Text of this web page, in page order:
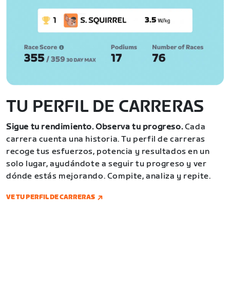
TU PERFIL DE CARRERAS
Sigue tu rendimiento. Observa tu progreso.Cada
carrera cuenta una historia. Tu perfil de carreras
recoge tus esfuerzos, potencia y resultados en un
solo lugar, ayudándote a seguir tu progreso y ver
dónde estás mejorando. Compite, analiza y repite.
VE TU PERFIL DE CARRERAS